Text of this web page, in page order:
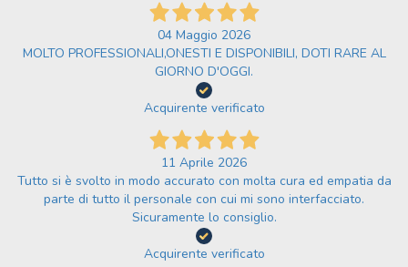
04 Maggio 2026
MOLTO PROFESSIONALI,ONESTI E DISPONIBILI, DOTI RARE AL
GIORNO D'OGGI.
Acquirente verificato
11 Aprile 2026
Tutto si è svolto in modo accurato con molta cura ed empatia da
parte di tutto il personale con cui mi sono interfacciato.
Sicuramente lo consiglio.
Acquirente verificato